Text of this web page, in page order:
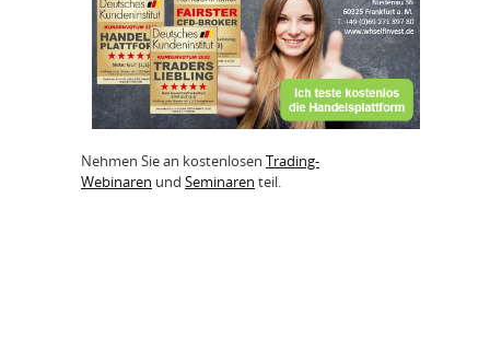
Nehmen Sie an kostenlosen Trading-
Webinaren und Seminaren teil.